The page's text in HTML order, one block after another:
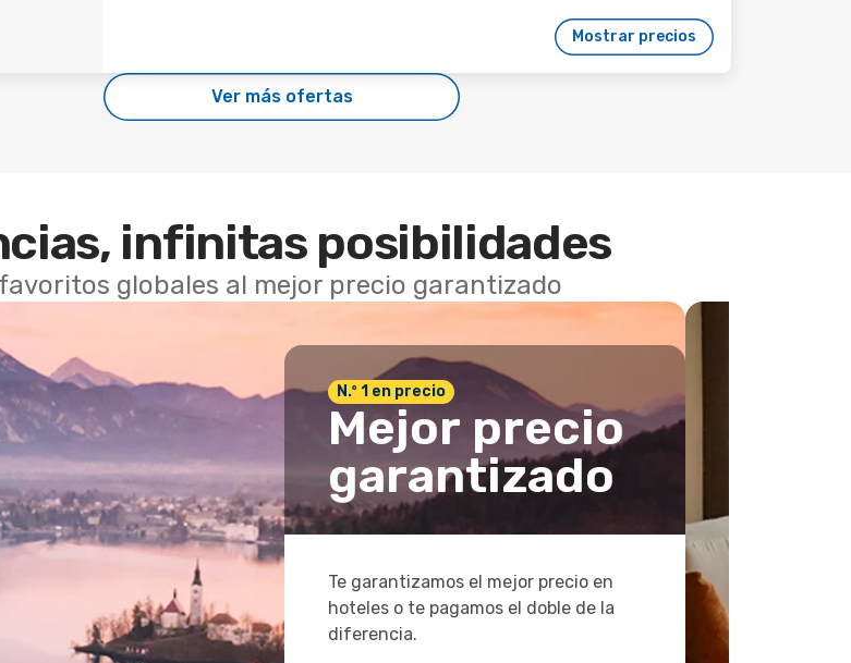
Mostrar precios
Ver más ofertas
infinitas posibilidades
globales al mejor precio garantizado
N.º 1 en precio
Mejor precio
garantizado
Te garantizamos el mejor precio en
hoteles o te pagamos el doble de la
diferencia.